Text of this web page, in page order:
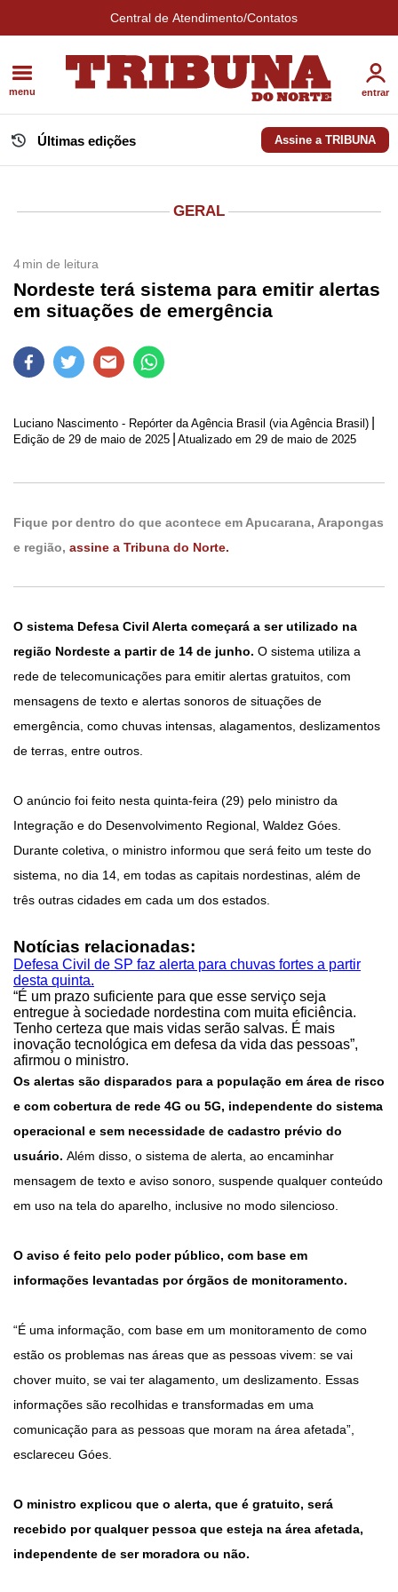
Central de Atendimento/Contatos
menu entrar
Últimas edições Assine a TRIBUNA
GERAL
4min de leitura
Nordeste terá sistema para emitir alertas
em situações de emergência
Luciano Nascimento - Repórter da Agência Brasil (via Agência Brasil)
Edição de 29 de maio de 2025 Atualizado em 29 de maio de 2025
Fique por dentro do que acontece em Apucarana, Arapongas
e região, assine a Tribuna do Norte.
O sistema Defesa Civil Alerta começará a ser utilizado na
região Nordeste a partir de 14 de junho. O sistema utiliza a
rede de telecomunicações para emitir alertas gratuitos, com
mensagens de texto e alertas sonoros de situações de
emergência, como chuvas intensas, alagamentos, deslizamentos
de terras, entre outros.
O anúncio foi feito nesta quinta-feira (29) pelo ministro da
Integração e do Desenvolvimento Regional, Waldez Góes.
Durante coletiva, o ministro informou que será feito um teste do
sistema, no dia 14, em todas as capitais nordestinas, além de
três outras cidades em cada um dos estados.
Notícias relacionadas:
Defesa Civil de SP faz alerta para chuvas fortes a partir
desta quinta.
“É um prazo suficiente para que esse serviço seja
entregue à sociedade nordestina com muita eficiência.
Tenho certeza que mais vidas serão salvas. É mais
inovação tecnológica em defesa da vida das pessoas”,
afirmou o ministro.
Os alertas são disparados para a população em área de risco
e com cobertura de rede 4G ou 5G, independente do sistema
operacional e sem necessidade de cadastro prévio do
usuário. Além disso, o sistema de alerta, ao encaminhar
mensagem de texto e aviso sonoro, suspende qualquer conteúdo
em uso na tela do aparelho, inclusive no modo silencioso.
O aviso é feito pelo poder público, com base em
informações levantadas por órgãos de monitoramento.
“É uma informação, com base em um monitoramento de como
estão os problemas nas áreas que as pessoas vivem: se vai
chover muito, se vai ter alagamento, um deslizamento. Essas
informações são recolhidas e transformadas em uma
comunicação para as pessoas que moram na área afetada”,
esclareceu Góes.
O ministro explicou que o alerta, que é gratuito, será
recebido por qualquer pessoa que esteja na área afetada,
independente de ser moradora ou não.